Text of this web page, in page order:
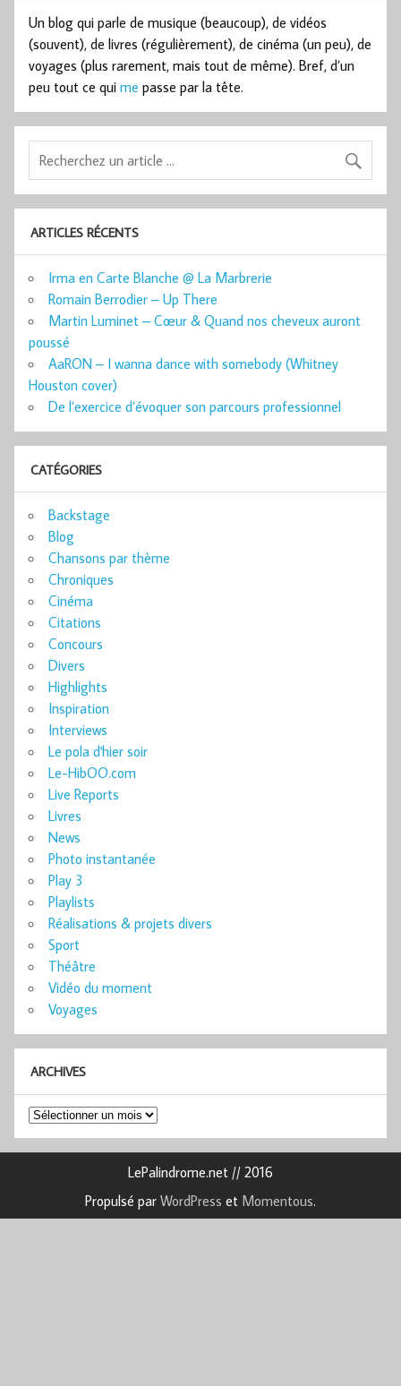
Un blog qui parle de musique (beaucoup), de vidéos
(souvent), de livres (régulièrement), de cinéma (un peu), de
voyages (plus rarement, mais tout de même). Bref, d’un
peu tout ce qui me passe par la tête.
ARTICLES RÉCENTS
Irma en Carte Blanche @ La Marbrerie
Romain Berrodier – Up There
Martin Luminet – Cœur & Quand nos cheveux auront
poussé
AaRON – I wanna dance with somebody (Whitney
Houston cover)
De l’exercice d’évoquer son parcours professionnel
CATÉGORIES
Backstage
Blog
Chansons par thème
Chroniques
Cinéma
Citations
Concours
Divers
Highlights
Inspiration
Interviews
Le pola d'hier soir
Le-HibOO.com
Live Reports
Livres
News
Photo instantanée
Play 3
Playlists
Réalisations & projets divers
Sport
Théâtre
Vidéo du moment
Voyages
ARCHIVES
Archives
LePalindrome.net // 2016
Propulsé par WordPress et Momentous.